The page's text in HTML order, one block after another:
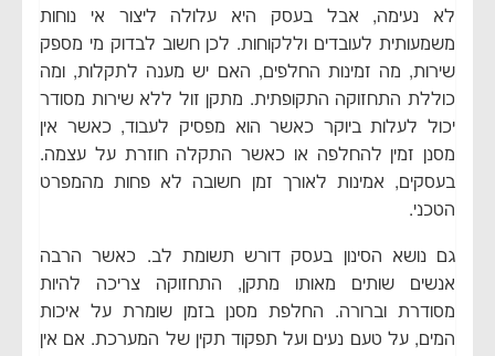
לא נעימה, אבל בעסק היא עלולה ליצור אי נוחות
משמעותית לעובדים וללקוחות. לכן חשוב לבדוק מי מספק
שירות, מה זמינות החלפים, האם יש מענה לתקלות, ומה
כוללת התחזוקה התקופתית. מתקן זול ללא שירות מסודר
יכול לעלות ביוקר כאשר הוא מפסיק לעבוד, כאשר אין
מסנן זמין להחלפה או כאשר התקלה חוזרת על עצמה.
בעסקים, אמינות לאורך זמן חשובה לא פחות מהמפרט
הטכני.
גם נושא הסינון בעסק דורש תשומת לב. כאשר הרבה
אנשים שותים מאותו מתקן, התחזוקה צריכה להיות
מסודרת וברורה. החלפת מסנן בזמן שומרת על איכות
המים, על טעם נעים ועל תפקוד תקין של המערכת. אם אין